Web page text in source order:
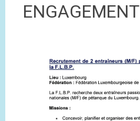
ENGAGEMENT